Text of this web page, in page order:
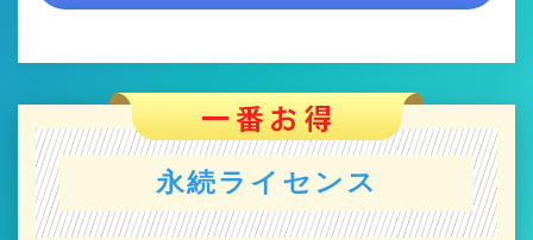
永続ライセンス